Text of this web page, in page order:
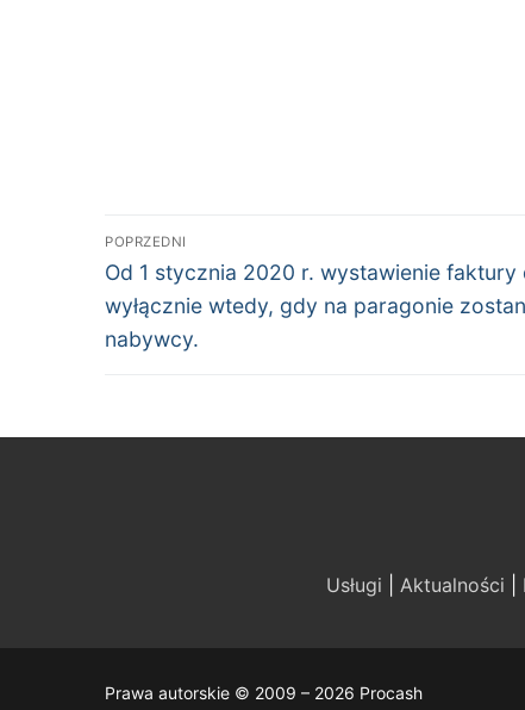
Nawigacja
wpisu
POPRZEDNI
Poprzedni
wpis:
Od 1 stycznia 2020 r. wystawienie
wyłącznie wtedy, gdy na paragonie
nabywcy.
Usługi Aktualności
Prawa autorskie © 2009 – 2026 Procash